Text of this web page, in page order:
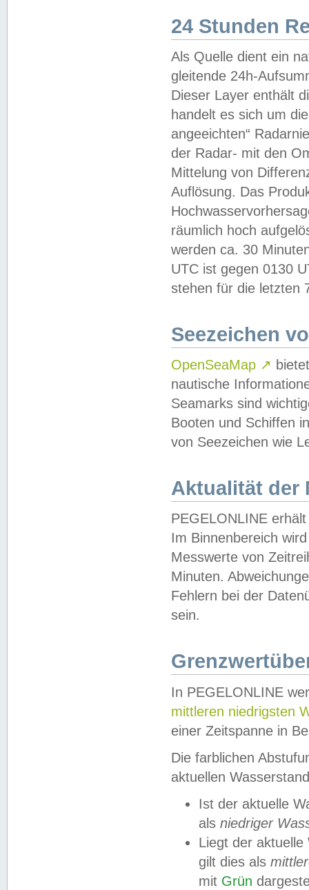
24 Stunden
Als Quelle dient ein
gleitende 24h-
Dieser Layer enthält
handelt es sich um
angeeichten“
der Radar- mit den
Mittelung von
Auflösung. Das
räumlich hoch
werden ca. 30
UTC ist gegen 0130
stehen für die letzten
Seezeichen
OpenSeaMap ↗
nautische
Seamarks sind
Booten und Schiffen
von Seezeichen wie
Aktualität der
PEGELONLINE
Im Binnenbereich
Messwerte von
Minuten.
Fehlern bei der
sein.
In PEGELONLINE
mittleren niedrigsten
einer Zeitspanne in
Die farblichen
aktuellen
Ist der aktuelle
als niedriger
Liegt der
gilt dies als
mit Grün